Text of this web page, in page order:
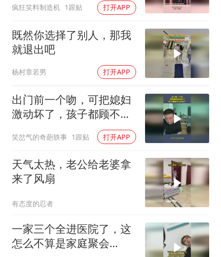
疯狂笑料制造机 1跟贴 打开APP
既然你选择了别人，那我
就退出吧
杨村章若男 打开APP
出门前一个吻，可把媳妇
激动坏了，孩子都顾不上
笑岔气的奇葩轶事 1跟贴 打开APP
天气太热，老公给老婆拿
来了风扇
有态度的忍者
一家三个全进医院了，这
怎么不算是家庭聚会